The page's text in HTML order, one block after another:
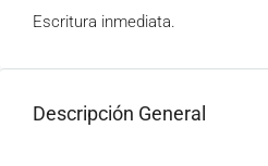
Escritura inmediata.
Descripción General